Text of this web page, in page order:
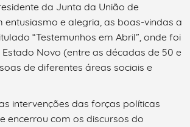
da Junta da União de
entusiasmo e alegria, as boas-vindas a
“Testemunhos em Abril”, onde foi
Novo (entre as décadas de 50 e
de diferentes áreas sociais e
intervenções das forças políticas
encerrou com os discursos do